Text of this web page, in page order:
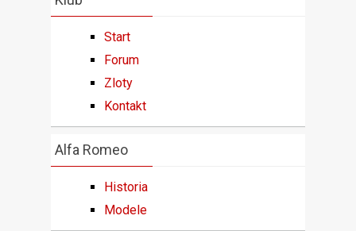
Start
Forum
Zloty
Kontakt
Alfa Romeo
Historia
Modele